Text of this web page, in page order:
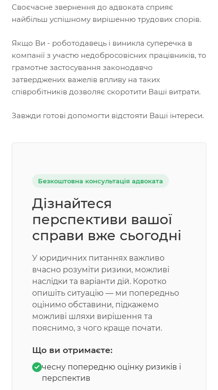
Своєчасне звернення до адвоката сприяє
найбільш успішному вирішенню трудових спорів.
Якщо Ви - роботодавець і виникла суперечка в
компанії з участю недобросовісних працівників, то
грамотне застосування законодавчо
затверджених важелів впливу на таких
співробітників дозволяє скоротити Ваші витрати.
Завжди готові допомогти відстояти Ваші інтереси.
Безкоштовна консультація адвоката
Дізнайтеся
перспективи вашої
справи вже сьогодні
У юридичних питаннях важливо
вчасно розуміти ризики, можливі
наслідки та варіанти дій. Коротко
опишіть ситуацію — ми попередньо
оцінимо обставини, підкажемо
можливі шляхи вирішення та
пояснимо, з чого краще почати.
Що ви отримаєте:
чесну попередню оцінку ризиків і
перспектив